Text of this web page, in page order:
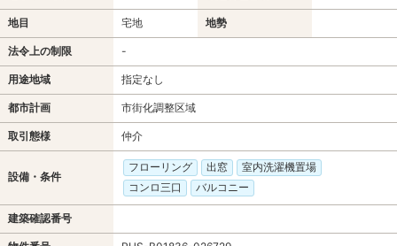
地目 宅地 地勢
法令上の制限 -
用途地域 指定なし
都市計画 市街化調整区域
取引態様 仲介
設備・条件
フローリング 出窓
室内洗濯機置場
コンロ三口
バルコニー
建築確認番号